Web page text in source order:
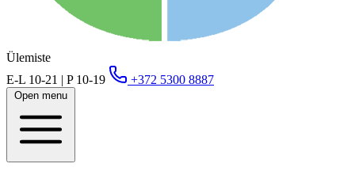
Ülemiste
E-L 10-21 | P 10-19
+372 5300 8887
Open menu